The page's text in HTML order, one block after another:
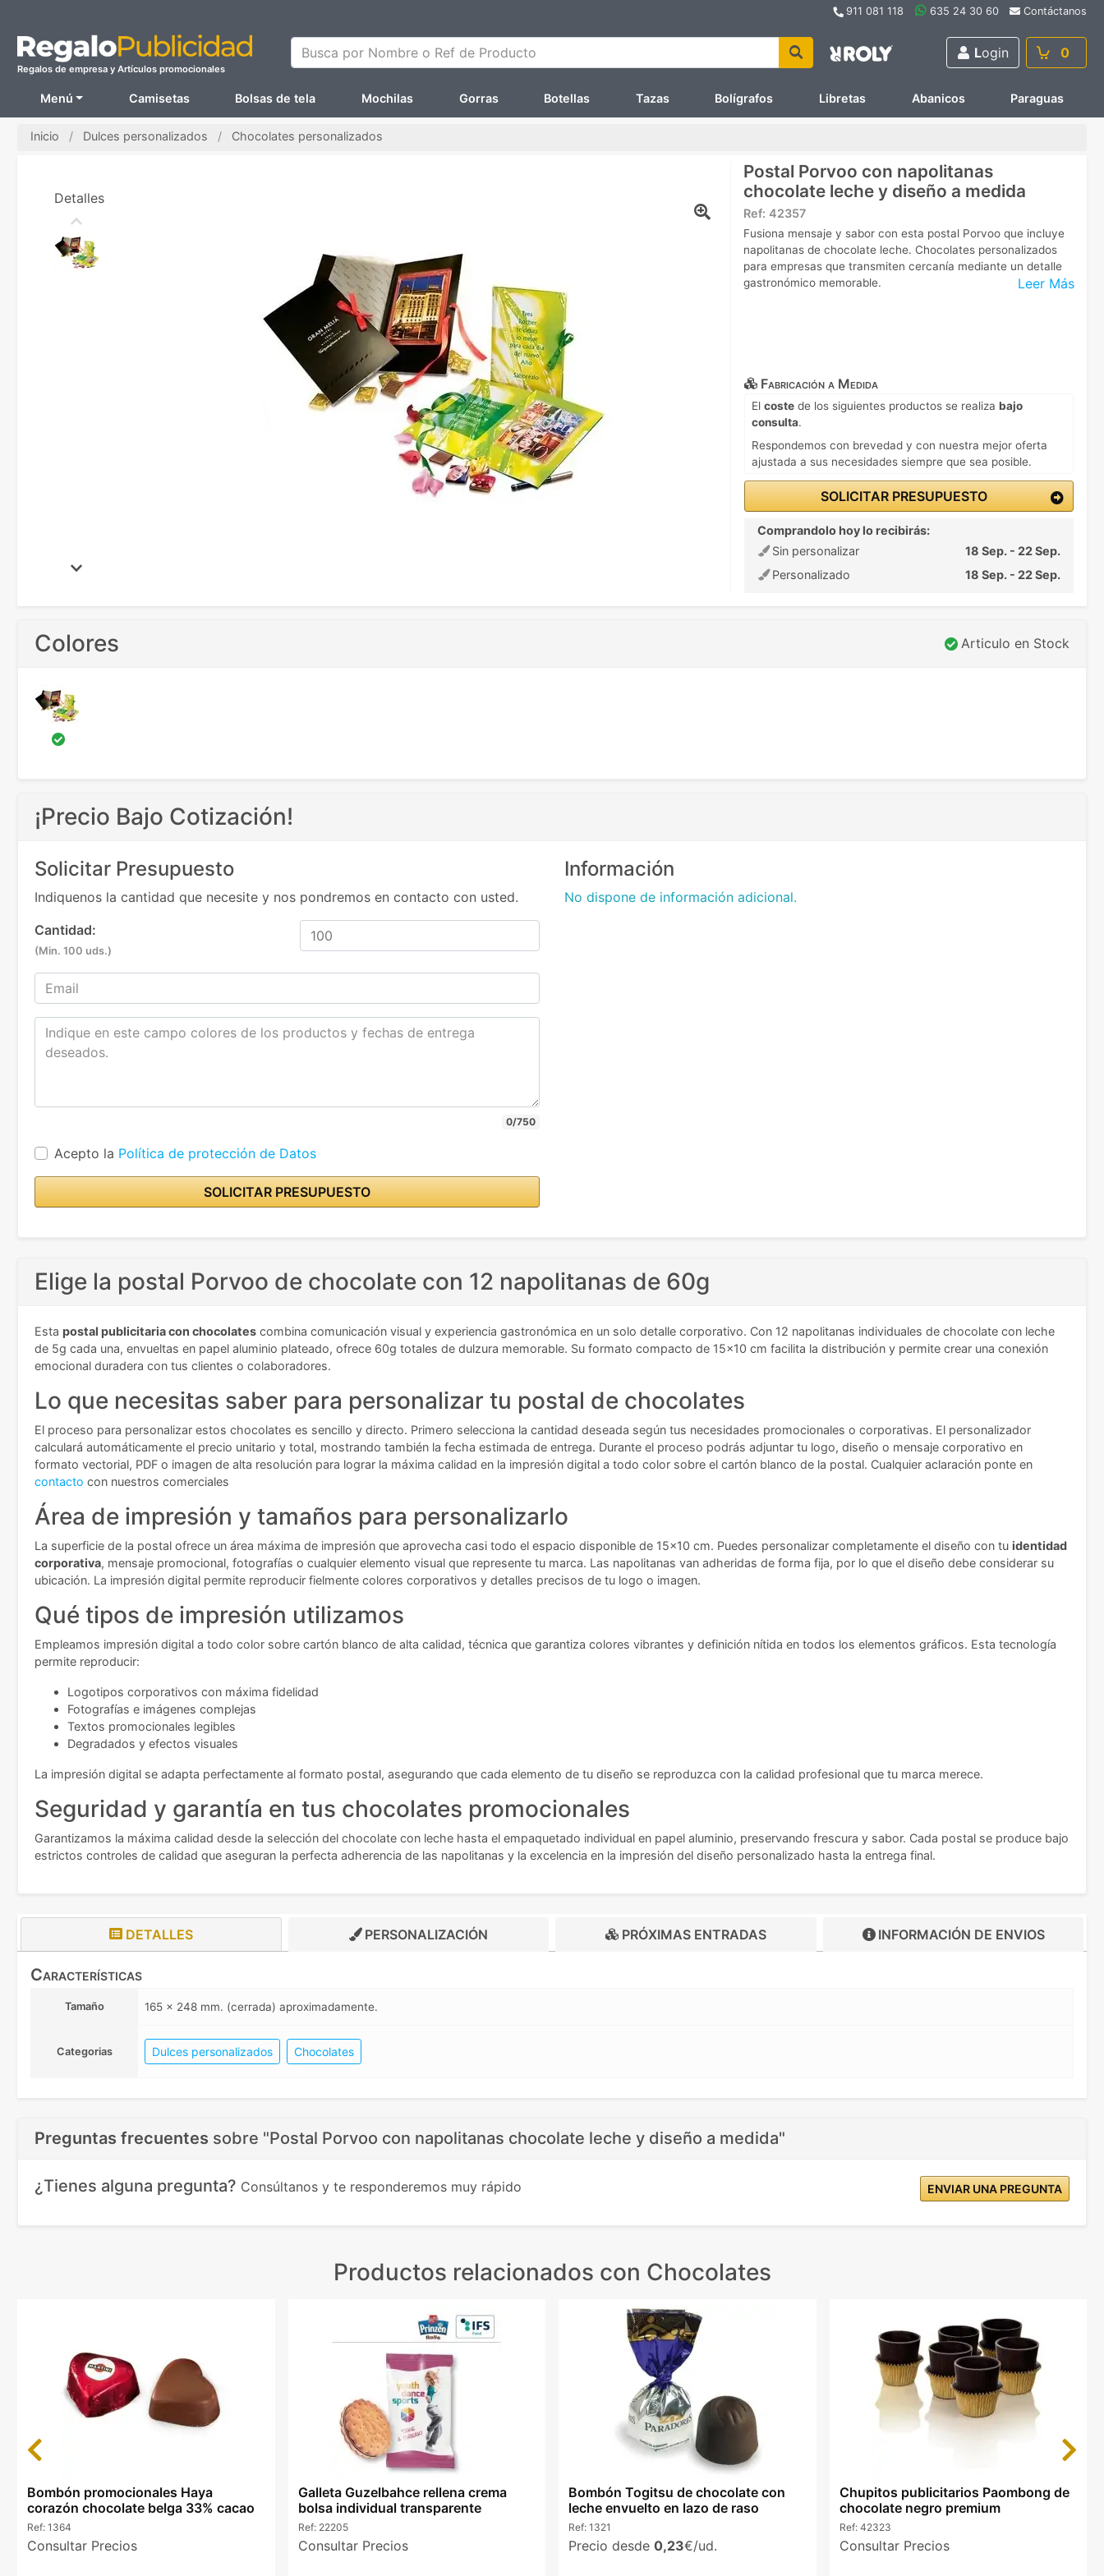
911 081 118 635 24 30 60 Contáctanos
Regalos de empresa y Artículos promocionales
Busca por Nombre o Ref de Producto Login 0
Menú Camisetas Bolsas de tela Mochilas Gorras Botellas Tazas Bolígrafos Libretas Abanicos Paraguas
Inicio Dulces personalizados Chocolates personalizados
Postal Porvoo con napolitanas
chocolate leche y diseño a medida
Ref: 42357
Leer Más
Fusiona mensaje y sabor con esta postal Porvoo que incluye
napolitanas de chocolate leche. Chocolates personalizados
para empresas que transmiten cercanía mediante un detalle
gastronómico memorable.
Fabricación a Medida
El coste de los siguientes productos se realiza bajo
consulta.
Respondemos con brevedad y con nuestra mejor oferta
ajustada a sus necesidades siempre que sea posible.
SOLICITAR PRESUPUESTO
Comprandolo hoy lo recibirás:
Sin personalizar
18 Sep. - 22 Sep.
Personalizado
18 Sep. - 22 Sep.
Detalles
Colores Articulo en Stock
¡Precio Bajo Cotización!
Solicitar Presupuesto
Indiquenos la cantidad que necesite y nos pondremos en contacto con usted.
Cantidad:
(Min. 100 uds.)
0/750
Acepto la Política de protección de Datos
SOLICITAR PRESUPUESTO
Información
No dispone de información adicional.
Elige la postal Porvoo de chocolate con 12 napolitanas de 60g
Esta postal publicitaria con chocolates combina comunicación visual y experiencia gastronómica en un solo detalle corporativo. Con 12 napolitanas individuales de chocolate con leche
de 5g cada una, envueltas en papel aluminio plateado, ofrece 60g totales de dulzura memorable. Su formato compacto de 15x10 cm facilita la distribución y permite crear una conexión
emocional duradera con tus clientes o colaboradores.
Lo que necesitas saber para personalizar tu postal de chocolates
El proceso para personalizar estos chocolates es sencillo y directo. Primero selecciona la cantidad deseada según tus necesidades promocionales o corporativas. El personalizador
calculará automáticamente el precio unitario y total, mostrando también la fecha estimada de entrega. Durante el proceso podrás adjuntar tu logo, diseño o mensaje corporativo en
formato vectorial, PDF o imagen de alta resolución para lograr la máxima calidad en la impresión digital a todo color sobre el cartón blanco de la postal. Cualquier aclaración ponte en
contacto con nuestros comerciales
Área de impresión y tamaños para personalizarlo
La superficie de la postal ofrece un área máxima de impresión que aprovecha casi todo el espacio disponible de 15x10 cm. Puedes personalizar completamente el diseño con tu identidad
corporativa, mensaje promocional, fotografías o cualquier elemento visual que represente tu marca. Las napolitanas van adheridas de forma fija, por lo que el diseño debe considerar su
ubicación. La impresión digital permite reproducir fielmente colores corporativos y detalles precisos de tu logo o imagen.
Qué tipos de impresión utilizamos
Empleamos impresión digital a todo color sobre cartón blanco de alta calidad, técnica que garantiza colores vibrantes y definición nítida en todos los elementos gráficos. Esta tecnología
permite reproducir:
Logotipos corporativos con máxima fidelidad
Fotografías e imágenes complejas
Textos promocionales legibles
Degradados y efectos visuales
La impresión digital se adapta perfectamente al formato postal, asegurando que cada elemento de tu diseño se reproduzca con la calidad profesional que tu marca merece.
Seguridad y garantía en tus chocolates promocionales
Garantizamos la máxima calidad desde la selección del chocolate con leche hasta el empaquetado individual en papel aluminio, preservando frescura y sabor. Cada postal se produce bajo
estrictos controles de calidad que aseguran la perfecta adherencia de las napolitanas y la excelencia en la impresión del diseño personalizado hasta la entrega final.
DETALLES PERSONALIZACIÓN PRÓXIMAS ENTRADAS INFORMACIÓN DE ENVIOS
Características
Tamaño 165 x 248 mm. (cerrada) aproximadamente.
Categorias Dulces personalizados Chocolates
Preguntas frecuentes sobre "Postal Porvoo con napolitanas chocolate leche y diseño a medida"
¿Tienes alguna pregunta? Consúltanos y te responderemos muy rápido ENVIAR UNA PREGUNTA
Productos relacionados con Chocolates
Bombón promocionales Haya
corazón chocolate belga 33% cacao
Ref: 1364
Consultar Precios
Galleta Guzelbahce rellena crema
bolsa individual transparente
Ref: 22205
Consultar Precios
Bombón Togitsu de chocolate con
leche envuelto en lazo de raso
Ref: 1321
Precio desde 0,23€/ud.
Chupitos publicitarios Paombong de
chocolate negro premium
Ref: 42323
Consultar Precios
Previous Next